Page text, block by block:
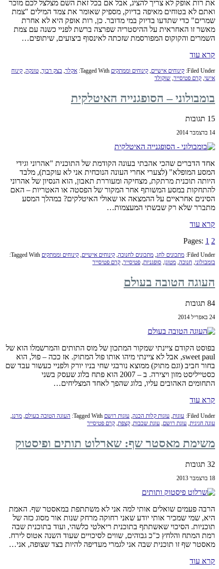
את רות אופק לא צריך להציג, אבל אם בכל זאת השם מצלצל לכם מוכר
ואתם לא בטוחים מאיפה בדיוק, מספיק שאומר את צמד המילים "צמת
שמרים" כדי שתדעו בדיוק במי מדובר. כן, רות אופק היא לא אחרת
מאשר זו האחראית על ההיסטריה שפרצה ברשת לפניי כשנה עם צמת
השמרים והקוקוס המפורסמת שזכתה לאינסוף ביצועים, שיתופים…
קרא עוד
Filed Under: קינוחים אישיים קינוחים וממתקים Tagged With: אקלר בצק רבוך טונקה קינוח
אישי קרם פטיסייר שוקולד
בומבולוני – הסופגנייה האיטלקית
15 תגובות
14 בדצמבר 2014
אחד הדברים שהכי אהבתי בעונה הקודמת של התוכנית "אהרוני וגידי
המסע המופלא" (לצערי אחרי העונה הנוכחית אני לא עוקבת), מלבד
היותה תוכנית מרתקת, מצחיקה ומעוררת תאבון, הוא הנסיון של אהרוני
להתחקות במסע המשותף אחר המקור של הפסטה או האטריות – האם
הסינים אחראיים על ההמצאה או שאולי האיטלקים? במהלך המסע
מתברר שלא רק שבשתי המעצמות…
קרא עוד
Pages:
Page 1
Page 2
Filed Under: מתכונים לחג, מתכונים לחנוכה, קינוחים אישיים, קינוחים וממתקים Tagged With:
בומבולוני, חנוכה, מטוגן, סופגניות, פטיסייר, קרם פטיסייר
העוגה הטובה בעולם
84 תגובות
24 באפריל 2014
בפוסט הקודם ציינתי שמקור המתכון של מוס התותים והמרשמלו הוא של
sweet paul, אבל לא ציינתי מיהו אותו פול המתוק. אז ככה – פול, הוא
בחור חביב (וגם מתוק) ממוצא נורבגי שחי בניו יורק ולפניי כעשור עבד שם
כסטייליסט מזון ויצירה. ב – 2007 הוא פתח בלוג שעסק בשני
התחומים האהובים עליו, בלוג שהפך לאחד המצליחים…
קרא עוד
Filed Under: עוגות, עוגות קלות הכנה, עוגות רושם Tagged With: העוגה הטובה בעולם, מרנג,
עוגה חגיגית, עוגת רושם, עוגת שכבות, קצפת, קרם פטיסייר
משימת מאסטר שף: שארלוט תותים ופיסטוק
32 תגובות
18 בדצמבר 2013
הרבה פעמים שואלים אותי למה אני לא משתתפת במאסטר שף. האמת
היא, שמי שמכיר אותי יודע שאני רחוקה מרחק שנות אור מסוג כזה של
תוכניות. הסיכוי שאשתתף בתוכנית ריאלטי כלשהי, ועוד בתוכנית שבה
רמת המתח והלחץ כ"כ גבוהים, שווים לסיכויים שעוד השנה אטוס לירח.
מאסטר שף זו תוכנית שבה אני לגמרי מעדיפה להיות בצד שצופה, אני…
קרא עוד